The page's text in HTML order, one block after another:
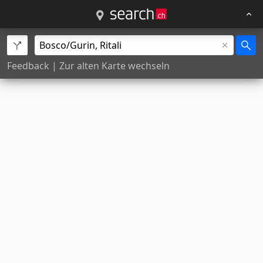
Feedback | Zur alten Karte wechseln